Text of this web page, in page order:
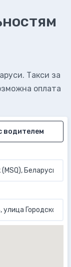
Такси за
оплата
водителем